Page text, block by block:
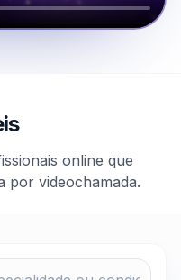
online que
por videochamada.